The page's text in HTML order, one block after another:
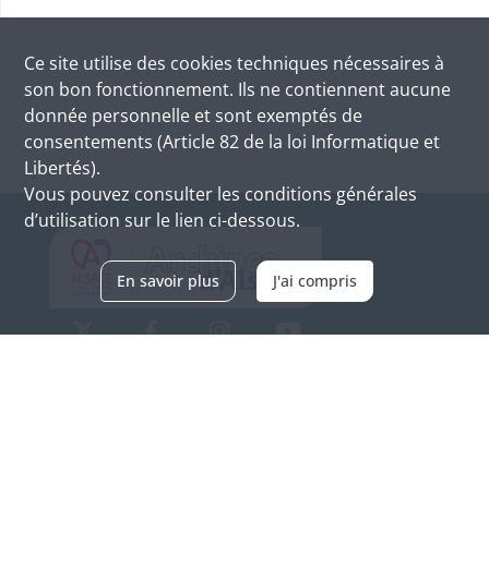
Ce site utilise des cookies techniques nécessaires à
son bon fonctionnement. Ils ne contiennent aucune
donnée personnelle et sont exemptés de
consentements (Article 82 de la loi Informatique et
Libertés).
Vous pouvez consulter les conditions générales
d’utilisation sur le lien ci-dessous.
En savoir plus J'ai compris